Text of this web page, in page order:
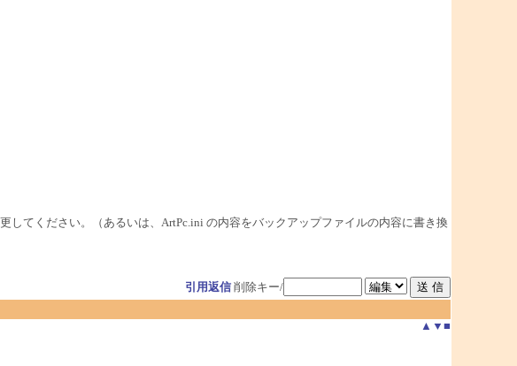
てください。（あるいは、ArtPc.ini の内容をバックアップファイルの内容に書き換
引用返信 削除キー/
▲ ▼ ■